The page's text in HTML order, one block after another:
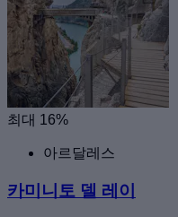
최대 16%
아르달레스
카미니토 델 레이